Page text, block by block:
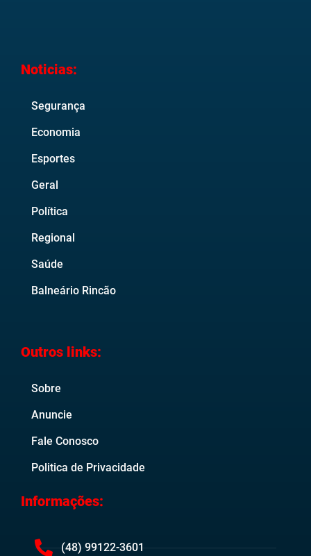
Noticias:
Segurança
Economia
Esportes
Geral
Política
Regional
Saúde
Balneário Rincão
Outros links:
Sobre
Anuncie
Fale Conosco
Politica de Privacidade
Informações:
(48) 99122-3601